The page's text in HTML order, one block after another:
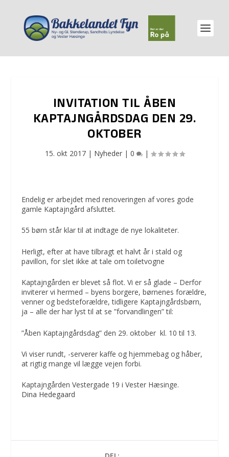
INVITATION TIL ÅBEN
KAPTAJNGÅRDSDAG DEN 29.
OKTOBER
15. okt 2017| Nyheder| 0 |
Endelig er arbejdet med renoveringen af vores gode
gamle Kaptajngård afsluttet.
55 børn står klar til at indtage de nye lokaliteter.
Herligt, efter at have tilbragt et halvt år i stald og
pavillon, for slet ikke at tale om toiletvogne
Kaptajngården er blevet så flot. Vi er så glade – Derfor
inviterer vi hermed – byens borgere, børnenes forældre,
venner og bedsteforældre, tidligere Kaptajngårdsbørn,
ja – alle der har lyst til at se ”forvandlingen” til:
”Åben Kaptajngårdsdag” den 29. oktober kl. 10 til 13.
Vi viser rundt, -serverer kaffe og hjemmebag og håber,
at rigtig mange vil lægge vejen forbi.
Kaptajngården Vestergade 19 i Vester Hæsinge.
Dina Hedegaard